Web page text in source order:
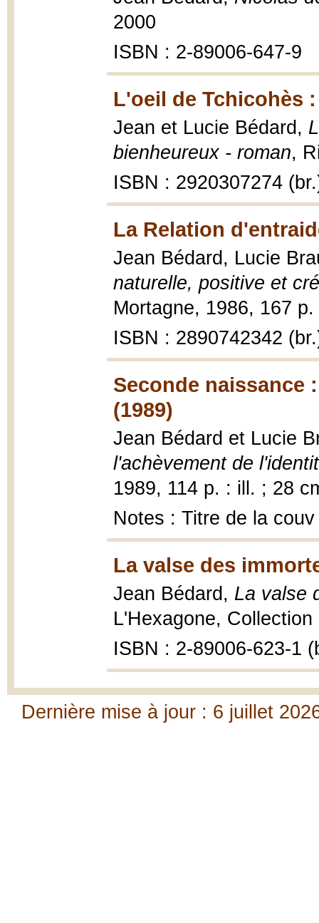
2000
ISBN : 2-89006-647-9
L'oeil de Tchicohès
Jean et Lucie Bédard,
bienheureux - roman,
ISBN : 2920307274
La Relation
Jean Bédard, Lucie
naturelle, positive et
Mortagne, 1986, 167
ISBN : 2890742342
Seconde naissance
(1989)
Jean Bédard et Lucie
l'achèvement de
1989, 114 p. : ill. ; 28
Notes : Titre de la couv
La valse des
Jean Bédard, La valse
L'Hexagone,
ISBN : 2-89006-623-1
Dernière mise à jour : 6 juillet